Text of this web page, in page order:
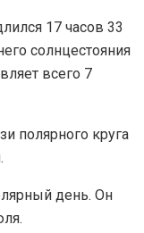
17 часов 33
солнцестояния
всего 7
полярного круга
день. Он